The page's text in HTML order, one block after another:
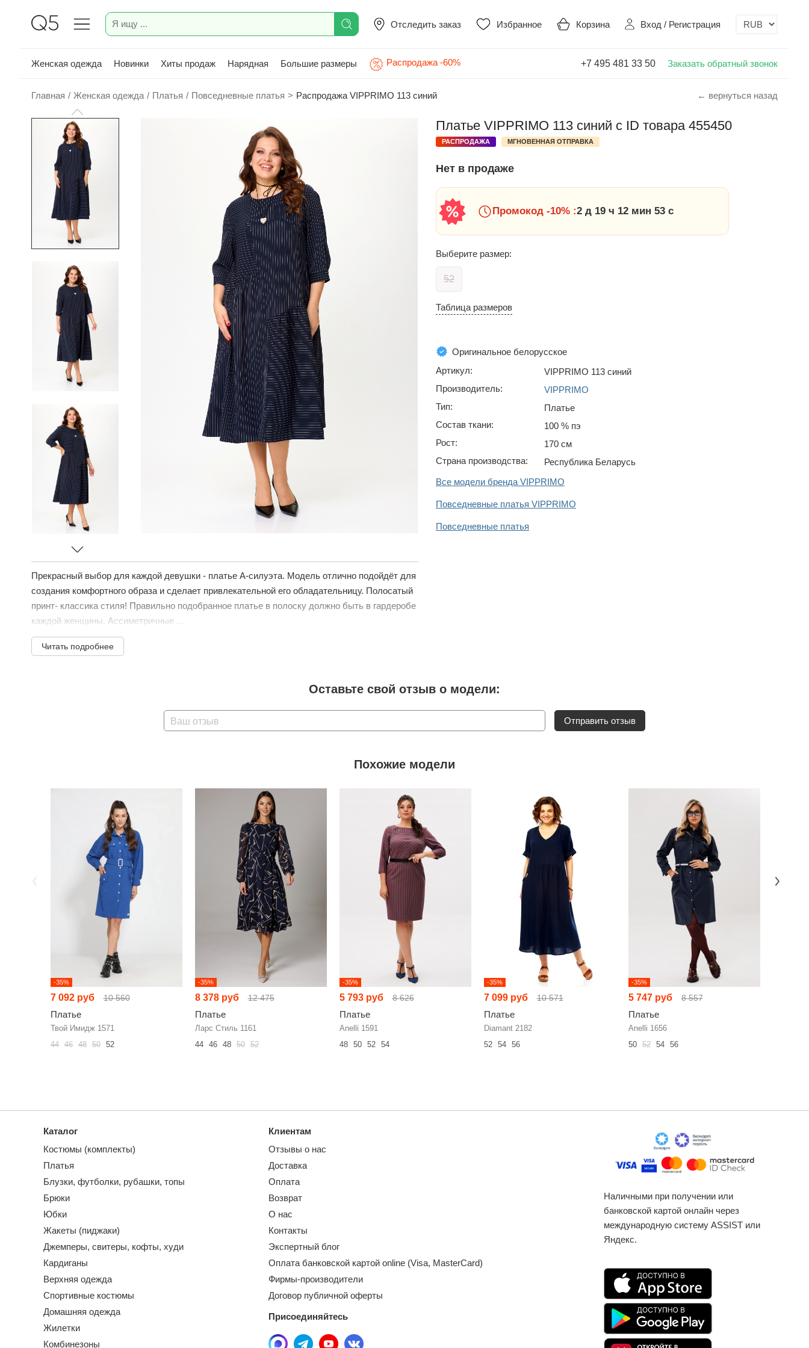
Отследить заказ Избранное Корзина Вход / Регистрация
Женская одежда Новинки Хиты продаж Нарядная Большие размеры Распродажа -60% +7 495 481 33 50 Заказать обратный звонок
Главная / Женская одежда / Платья / Повседневные платья > Распродажа VIPPRIMО 113 синий ← вернуться назад
Прекрасный выбор для каждой девушки - платье А-силуэта. Модель отлично подойдёт для
создания комфортного образа и сделает привлекательной его обладательницу. Полосатый
принт- классика стиля! Правильно подобранное платье в полоску должно быть в гардеробе
каждой женщины. Ассиметричные ...
Читать подробнее
Платье VIPPRIMО 113 синий с ID товара 455450
РАСПРОДАЖА МГНОВЕННАЯ ОТПРАВКА
Нет в продаже
Промокод -10% :2 д 19 ч 12 мин 52 с
Выберите размер:
52
Таблица размеров
Оригинальное белорусское
Артикул:
VIPPRIMО 113 синий
Производитель:
VIPPRIMО
Тип:
Платье
Состав ткани:
100 % пэ
Рост:
170 см
Страна производства:
Республика Беларусь
Все модели бренда VIPPRIMО
Повседневные платья VIPPRIMО
Повседневные платья
Оставьте свой отзыв о модели:
Ваш отзыв Отправить отзыв
Похожие модели
-35%
7 092 руб 10 560
Платье
Твой Имидж 1571
44 46 48 50 52
-35%
8 378 руб 12 475
Платье
Ларс Стиль 1161
44
46 48 50 52
-35%
5 793 руб 8 626
Платье
Anelli 1591
48
50 52 54
-35%
7 099 руб 10 571
Платье
Diamant 2182
52
54 56
-35%
5 747 руб 8 557
Платье
Anelli 1656
50 52 54 56
Каталог
Костюмы (комплекты)
Платья
Блузки, футболки, рубашки, топы
Брюки
Юбки
Жакеты (пиджаки)
Джемперы, свитеры, кофты, худи
Кардиганы
Верхняя одежда
Спортивные костюмы
Домашняя одежда
Жилетки
Комбинезоны
Клиентам
Отзывы о нас
Доставка
Оплата
Возврат
О нас
Контакты
Экспертный блог
Оплата банковской картой online (Visa, MasterCard)
Фирмы-производители
Договор публичной оферты
Присоединяйтесь
Наличными при получении или
банковской картой онлайн через
международную систему ASSIST или
Яндекс.